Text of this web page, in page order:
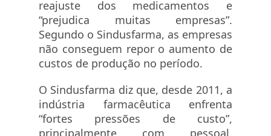
reajuste dos medicamentos e
“prejudica muitas empresas”.
Segundo o Sindusfarma, as empresas
não conseguem repor o aumento de
custos de produção no período.
O Sindusfarma diz que, desde 2011, a
indústria farmacêutica enfrenta
“fortes pressões de custo”,